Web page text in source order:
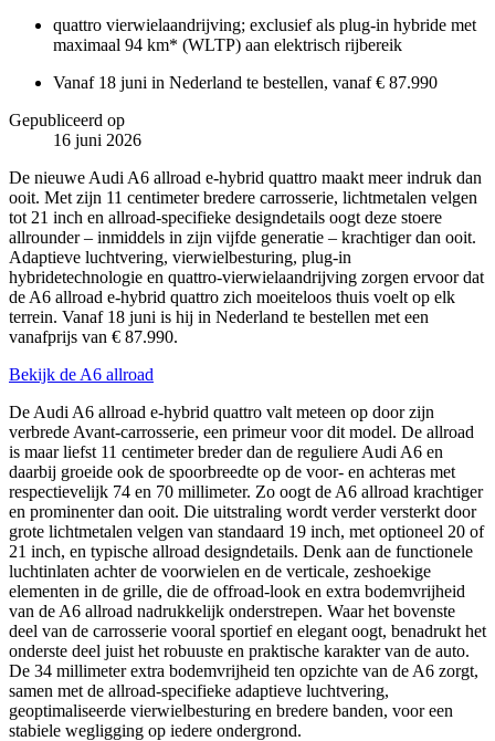
quattro vierwielaandrijving; exclusief als plug-in hybride met
maximaal 94 km* (WLTP) aan elektrisch rijbereik
Vanaf 18 juni in Nederland te bestellen, vanaf € 87.990
Gepubliceerd op
16 juni 2026
De nieuwe Audi A6 allroad e-hybrid quattro maakt meer indruk dan
ooit. Met zijn 11 centimeter bredere carrosserie, lichtmetalen velgen
tot 21 inch en allroad-specifieke designdetails oogt deze stoere
allrounder – inmiddels in zijn vijfde generatie – krachtiger dan ooit.
Adaptieve luchtvering, vierwielbesturing, plug-in
hybridetechnologie en quattro-vierwielaandrijving zorgen ervoor dat
de A6 allroad e-hybrid quattro zich moeiteloos thuis voelt op elk
terrein. Vanaf 18 juni is hij in Nederland te bestellen met een
vanafprijs van € 87.990.
Bekijk de A6 allroad
De Audi A6 allroad e-hybrid quattro valt meteen op door zijn
verbrede Avant-carrosserie, een primeur voor dit model. De allroad
is maar liefst 11 centimeter breder dan de reguliere Audi A6 en
daarbij groeide ook de spoorbreedte op de voor- en achteras met
respectievelijk 74 en 70 millimeter. Zo oogt de A6 allroad krachtiger
en prominenter dan ooit. Die uitstraling wordt verder versterkt door
grote lichtmetalen velgen van standaard 19 inch, met optioneel 20 of
21 inch, en typische allroad designdetails. Denk aan de functionele
luchtinlaten achter de voorwielen en de verticale, zeshoekige
elementen in de grille, die de offroad-look en extra bodemvrijheid
van de A6 allroad nadrukkelijk onderstrepen. Waar het bovenste
deel van de carrosserie vooral sportief en elegant oogt, benadrukt het
onderste deel juist het robuuste en praktische karakter van de auto.
De 34 millimeter extra bodemvrijheid ten opzichte van de A6 zorgt,
samen met de allroad-specifieke adaptieve luchtvering,
geoptimaliseerde vierwielbesturing en bredere banden, voor een
stabiele wegligging op iedere ondergrond.